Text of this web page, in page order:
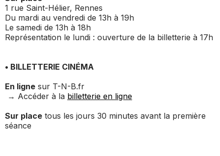
1 rue Saint-Hélier, Rennes
Du mardi au vendredi de 13h à 19h
Le samedi de 13h à 18h
Représentation le lundi : ouverture de la billetterie à 17h
• BILLETTERIE CINÉMA
En ligne sur T-N-B.fr
→ Accéder à la billetterie en ligne
Sur place tous les jours 30 minutes avant la première
séance